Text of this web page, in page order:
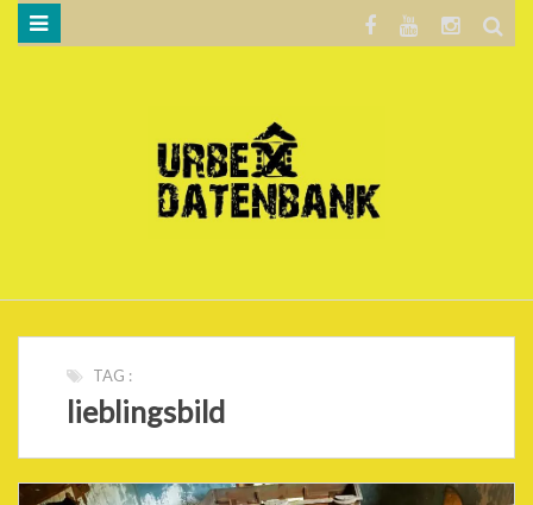
DATENSCHUTZERKLÄRUNG
TAG :
lieblingsbild